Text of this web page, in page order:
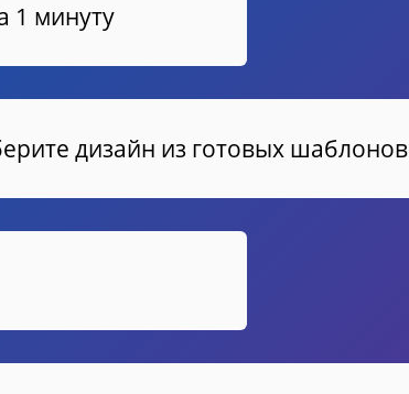
1 минуту
дизайн из готовых шаблонов